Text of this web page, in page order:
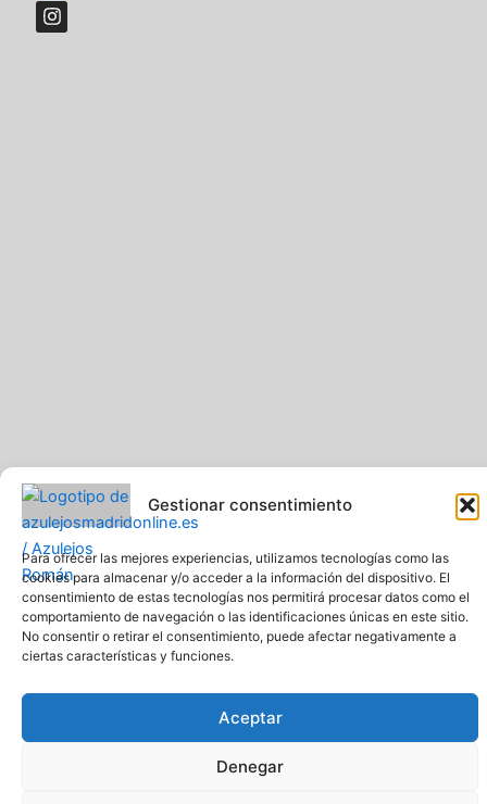
Gestionar consentimiento
Para ofrecer las mejores experiencias, utilizamos tecnologías como las
cookies para almacenar y/o acceder a la información del dispositivo. El
consentimiento de estas tecnologías nos permitirá procesar datos como el
comportamiento de navegación o las identificaciones únicas en este sitio.
No consentir o retirar el consentimiento, puede afectar negativamente a
ciertas características y funciones.
Aceptar
Denegar
c
e
s
t
Pavimentos y Azulejos Román S.L.. Todos los derechos
reservados
Web creada y diseñada por Pavimentos y Azulejos Román S.L
Comprar azulejos online baratos y de calidad